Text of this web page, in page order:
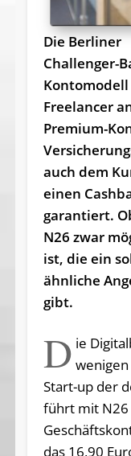
Die Berliner
Challenger-
Freelancer
Premium-
auch dem
einen
garantiert.
N26 zwar
ist, die ein
ähnliche
gibt.
D ie
wenigen
Start-up der
führt mit N26
das 16,90